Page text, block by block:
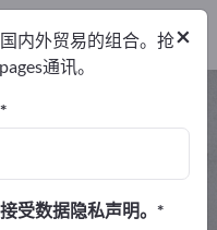
供应商
出口商1
制造商1×
内外贸易的组合。抢
通讯。
受数据隐私声明。